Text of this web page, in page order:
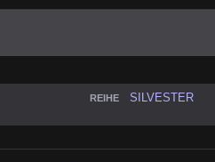
REIHE SILVESTER